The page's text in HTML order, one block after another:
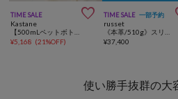
TIME SALE 
Kastane
¥5,168 (21%OFF)
TIME SALE 一部予約
russet
¥37,400
使い勝手抜群の大